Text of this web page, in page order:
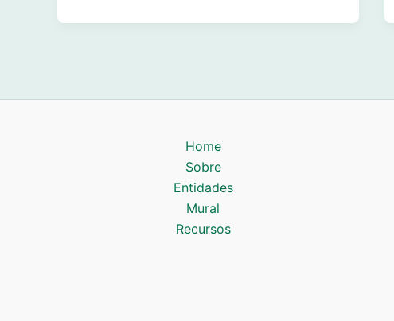
Home
Sobre
Entidades
Mural
Recursos